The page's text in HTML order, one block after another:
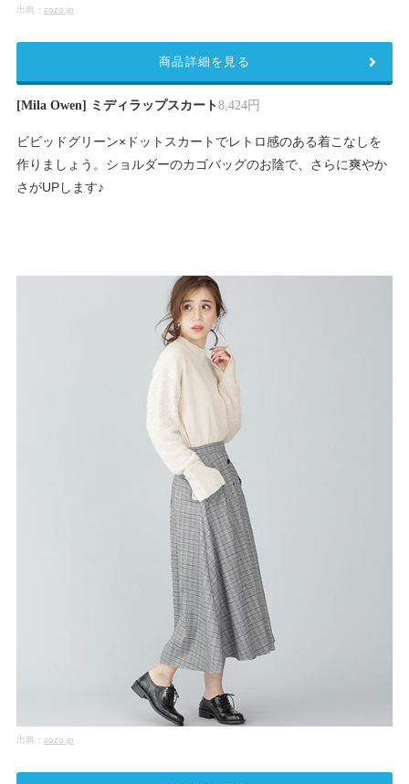
出典： zozo.jp
[Mila Owen] ミディラップスカート8,424円
ビビッドグリーン×ドットスカートでレトロ感のある着こなしを
作りましょう。ショルダーのカゴバッグのお陰で、さらに爽やか
さがUPします♪
商品詳細を見る
出典： zozo.jp